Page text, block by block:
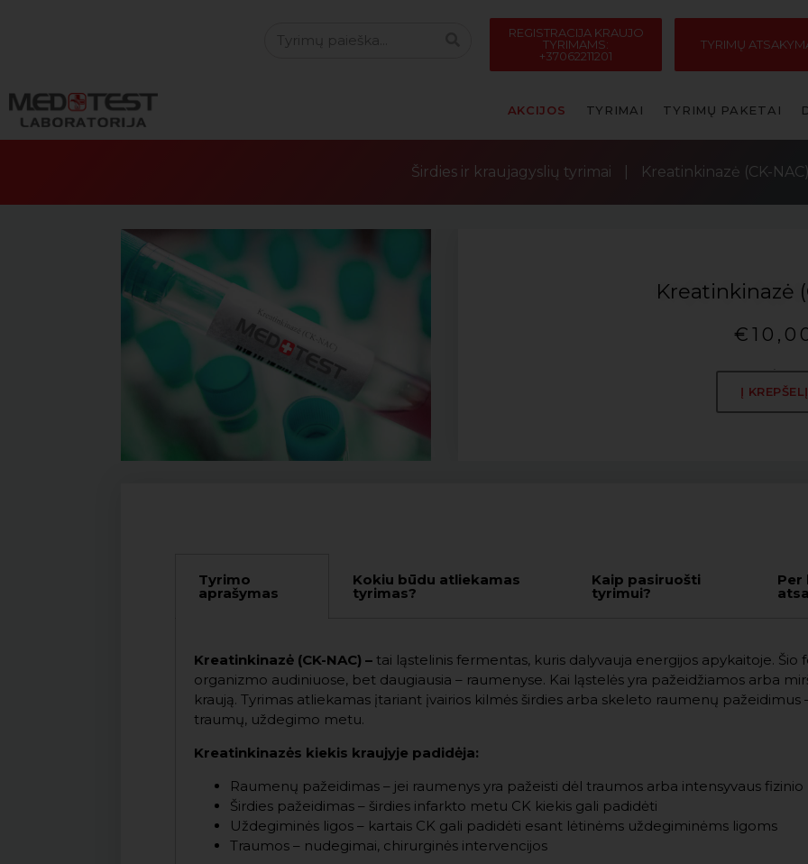
REGISTRACIJA KRAUJO
TYRIMAMS:
+37062211201
TYRIMŲ
AKCIJOS TYRIMAI TYRIMŲ PAKETAI
Širdies ir kraujagyslių tyrimai Kreatinkinazė (CK-
Kreatinkinazė
€
Į KREPŠELĮ
Tyrimo
aprašymas
Kokiu būdu atliekamas
tyrimas?
Kaip pasiruošti
tyrimui?
Per
Kreatinkinazė (CK-NAC) –tai ląstelinis fermentas, kuris dalyvauja energijos apykaitoje. Šio
organizmo audiniuose, bet daugiausia – raumenyse. Kai ląstelės yra pažeidžiamos arba
kraują. Tyrimas atliekamas įtariant įvairios kilmės širdies arba skeleto raumenų
traumų, uždegimo metu.
Kreatinkinazės kiekis kraujyje padidėja:
Raumenų pažeidimas – jei raumenys yra pažeisti dėl traumos arba intensyvaus
Širdies pažeidimas – širdies infarkto metu CK kiekis gali padidėti
Uždegiminės ligos – kartais CK gali padidėti esant lėtinėms uždegiminėms ligoms
Traumos – nudegimai, chirurginės intervencijos